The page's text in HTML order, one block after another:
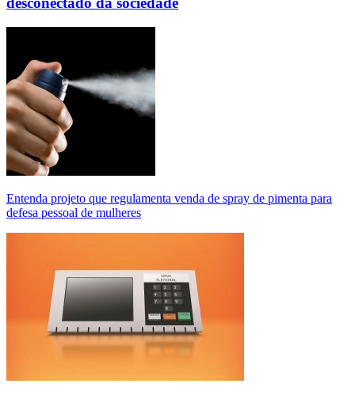
Entenda projeto que regulamenta venda de spray de pimenta para
defesa pessoal de mulheres